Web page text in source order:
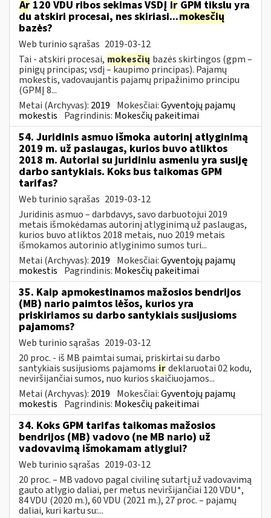
Ar 120 VDU ribos sekimas VSDĮ ir GPM tikslu yra
du atskiri procesai, nes skiriasi...mokesčių
bazės?
Web turinio sąrašas 2019-03-12
Tai - atskiri procesai, mokesčių bazės skirtingos (gpm –
pinigų principas; vsdį – kaupimo principas). Pajamų
mokestis, vadovaujantis pajamų pripažinimo principu
(GPMĮ 8...
Metai (Archyvas): 2019 Mokesčiai:Gyventojų pajamų
mokestis Pagrindinis: Mokesčių pakeitimai
54. Juridinis asmuo išmoka autorinį atlyginimą
2019 m. už paslaugas, kurios buvo atliktos
2018 m. Autoriai su juridiniu asmeniu yra susiję
darbo santykiais. Koks bus taikomas GPM
tarifas?
Web turinio sąrašas 2019-03-12
Juridinis asmuo – darbdavys, savo darbuotojui 2019
metais išmokėdamas autorinį atlyginimą už paslaugas,
kurios buvo atliktos 2018 metais, nuo 2019 metais
išmokamos autorinio atlyginimo sumos turi...
Metai (Archyvas): 2019 Mokesčiai:Gyventojų pajamų
mokestis Pagrindinis: Mokesčių pakeitimai
35. Kaip apmokestinamos mažosios bendrijos
(MB) nario paimtos lėšos, kurios yra
priskiriamos su darbo santykiais susijusioms
pajamoms?
Web turinio sąrašas 2019-03-12
20 proc. - iš MB paimtai sumai, priskirtai su darbo
santykiais susijusioms pajamoms irdeklaruotai 02 kodu,
neviršijančiai sumos, nuo kurios skaičiuojamos...
Metai (Archyvas): 2019 Mokesčiai:Gyventojų pajamų
mokestis Pagrindinis: Mokesčių pakeitimai
34. Koks GPM tarifas taikomas mažosios
bendrijos (MB) vadovo (ne MB nario) už
vadovavimą išmokamam atlygiui?
Web turinio sąrašas 2019-03-12
20 proc. – MB vadovo pagal civilinę sutartį už vadovavimą
gauto atlygio daliai, per metus neviršijančiai 120 VDU*,
84 VDU (2020 m.), 60 VDU (2021 m.), 27 proc. – pajamų
daliai, kuri kartu su:...